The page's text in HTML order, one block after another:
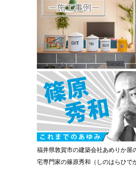
福井県敦賀市の建築会社あめりか屋
宅専門家の篠原秀和（しのはらひで